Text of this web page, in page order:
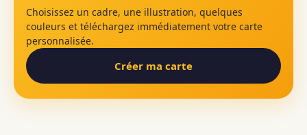
Choisissez un cadre, une illustration, quelques
couleurs et téléchargez immédiatement votre carte
personnalisée.
Créer ma carte